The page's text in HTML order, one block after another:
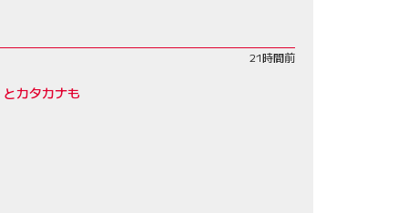
21時間前
カタカナも